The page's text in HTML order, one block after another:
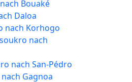
Bouaké
Daloa
nach Korhogo
nach
nach San-Pédro
Gagnoa